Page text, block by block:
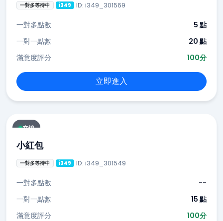
一對多等待中 i349 ID: i349_301569
一對多點數
5 點
一對一點數
20 點
滿意度評分
100分
立即進入
在線
小紅包
一對多等待中 i349 ID: i349_301549
一對多點數
--
一對一點數
15 點
滿意度評分
100分